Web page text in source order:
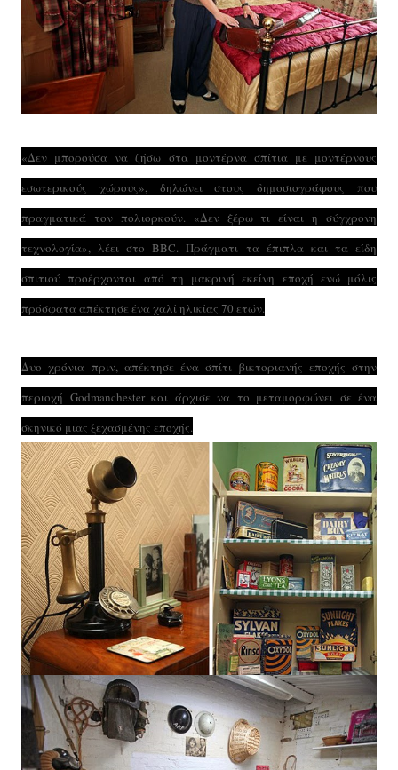
«Δεν μπορούσα να ζήσω στα μοντέρνα σπίτια με μοντέρνους
εσωτερικούς χώρους», δηλώνει στους δημοσιογράφους που
πραγματικά τον πολιορκούν. «Δεν ξέρω τι είναι η σύγχρονη
τεχνολογία», λέει στο BBC. Πράγματι τα έπιπλα και τα είδη
σπιτιού προέρχονται από τη μακρινή εκείνη εποχή ενώ μόλις
πρόσφατα απέκτησε ένα χαλί ηλικίας 70 ετών.
Δυο χρόνια πριν, απέκτησε ένα σπίτι βικτοριανής εποχής στην
περιοχή Godmanchester και άρχισε να το μεταμορφώνει σε ένα
σκηνικό μιας ξεχασμένης εποχής.